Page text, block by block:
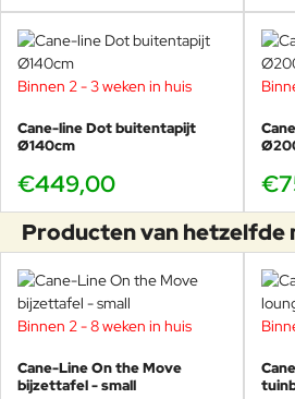
Binnen 2 - 3 weken in huis
Cane-line Dot buitentapijt
Ø140cm
€449,00
Producten van hetzelfde
Binnen 2 - 8 weken in huis
Cane-Line On the Move
bijzettafel - small